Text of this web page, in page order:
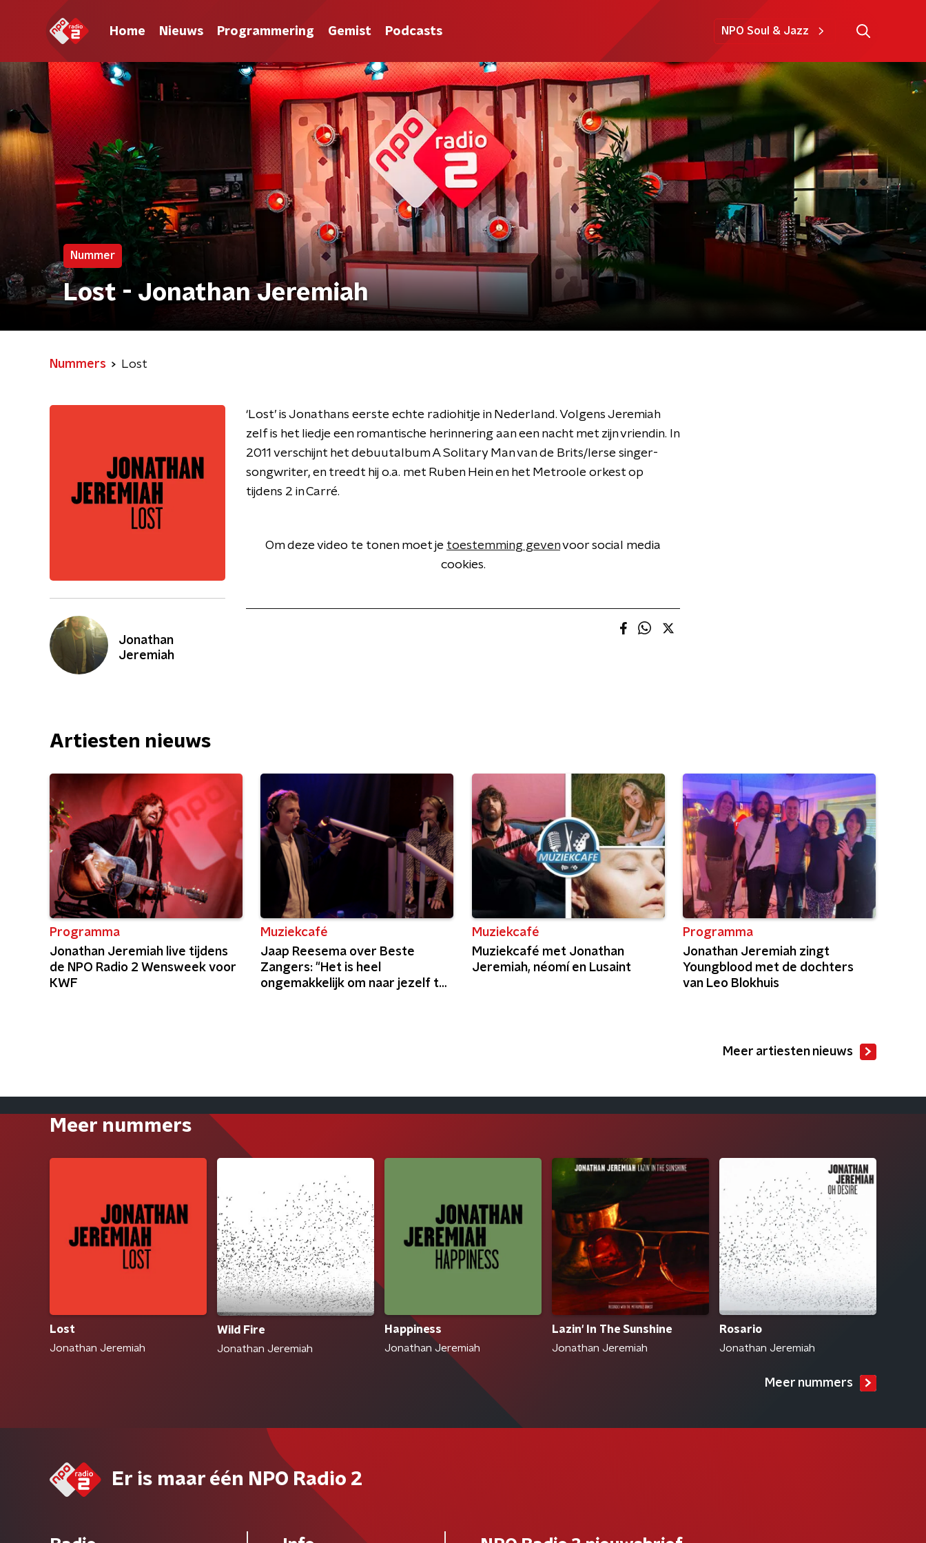
Home Nieuws Programmering Gemist Podcasts NPO Soul & Jazz
Nummer
Lost - Jonathan Jeremiah
Nummers Lost
Jonathan
Jeremiah
‘Lost’ is Jonathans eerste echte radiohitje in Nederland. Volgens Jeremiah
zelf is het liedje een romantische herinnering aan een nacht met zijn vriendin. In
2011 verschijnt het debuutalbum A Solitary Man van de Brits/Ierse singer-
songwriter, en treedt hij o.a. met Ruben Hein en het Metroole orkest op
tijdens 2 in Carré.
Om deze video te tonen moet je toestemming gevenvoor social media
cookies.
Artiesten nieuws
Programma
Jonathan Jeremiah live tijdens
de NPO Radio 2 Wensweek voor
KWF
Muziekcafé
Jaap Reesema over Beste
Zangers: "Het is heel
ongemakkelijk om naar jezelf te
Muziekcafé
Muziekcafé met Jonathan
Jeremiah, néomí en Lusaint
Programma
Jonathan Jeremiah zingt
Youngblood met de dochters
van Leo Blokhuis
Meer artiesten nieuws
Meer nummers
Lost
Jonathan Jeremiah
Wild Fire
Jonathan Jeremiah
Happiness
Jonathan Jeremiah
Lazin' In The Sunshine
Jonathan Jeremiah
Rosario
Jonathan Jeremiah
Meer nummers
Er is maar één NPO Radio 2